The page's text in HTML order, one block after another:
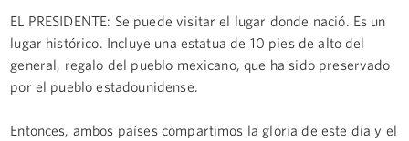
EL PRESIDENTE: Se puede visitar el lugar donde nació. Es un
lugar histórico. Incluye una estatua de 10 pies de alto del
general, regalo del pueblo mexicano, que ha sido preservado
por el pueblo estadounidense.
Entonces, ambos países compartimos la gloria de este día y el